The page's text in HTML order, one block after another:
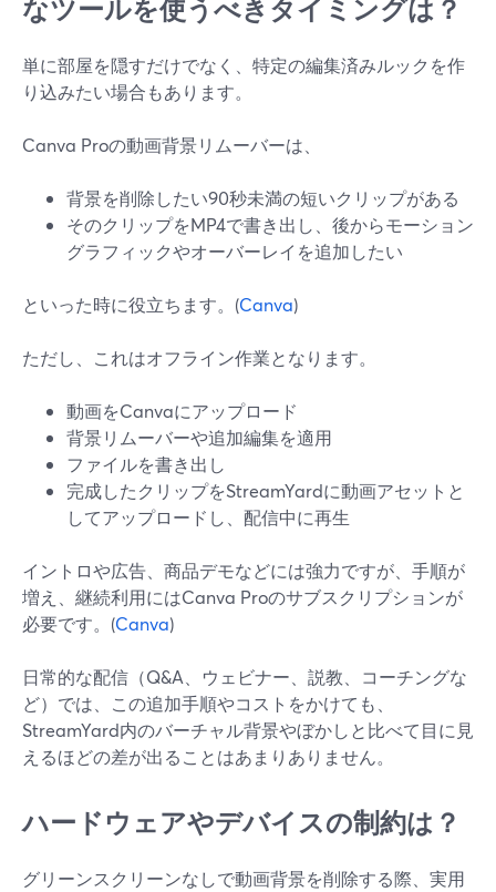
なツールを使うべきタイミングは？
単に部屋を隠すだけでなく、特定の編集済みルックを作
り込みたい場合もあります。
Canva Proの動画背景リムーバーは、
背景を削除したい90秒未満の短いクリップがある
そのクリップをMP4で書き出し、後からモーション
グラフィックやオーバーレイを追加したい
といった時に役立ちます。(Canva)
ただし、これはオフライン作業となります。
動画をCanvaにアップロード
背景リムーバーや追加編集を適用
ファイルを書き出し
完成したクリップをStreamYardに動画アセットと
してアップロードし、配信中に再生
イントロや広告、商品デモなどには強力ですが、手順が
増え、継続利用にはCanva Proのサブスクリプションが
必要です。(Canva)
日常的な配信（Q&A、ウェビナー、説教、コーチングな
ど）では、この追加手順やコストをかけても、
StreamYard内のバーチャル背景やぼかしと比べて目に見
えるほどの差が出ることはあまりありません。
ハードウェアやデバイスの制約は？
グリーンスクリーンなしで動画背景を削除する際、実用